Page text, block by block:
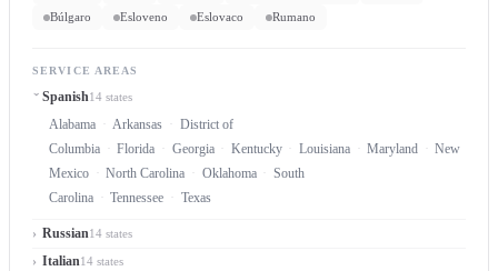
Búlgaro
Esloveno Eslovaco Rumano
SERVICE AREAS
Spanish14 states
Alabama Arkansas
District of
Columbia
Florida Georgia Kentucky Louisiana Maryland
New
Mexico
North Carolina Oklahoma
South
Carolina
Tennessee Texas
Russian14 states
Italian14 states